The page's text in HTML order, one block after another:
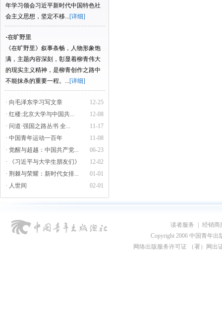
年学习领会习近平新时代中国特色社
会主义思想，坚定不移...[详细]
·在旷野里
《在旷野里》叙事条畅，人物形象饱
满，主题内容深刻，彰显着柳青伟大
的现实主义精神，是柳青创作之路中
不能抹杀的重要一程。...[详细]
12-25
· 向毛泽东学习写文章
12-08
· 红楼:北京大学与中国共...
11-17
· 问道·强国之路丛书 全...
11-08
· 中国青年运动一百年
06-23
· 觉醒与超越：中国共产党...
12-02
· 《习近平与大学生朋友们》
01-01
· 荆棘与荣耀：新时代女排...
02-01
· 人世间
读者服务
经销商
Copyright 2006 中国青年出
网络出版服务许可证 （署）网出